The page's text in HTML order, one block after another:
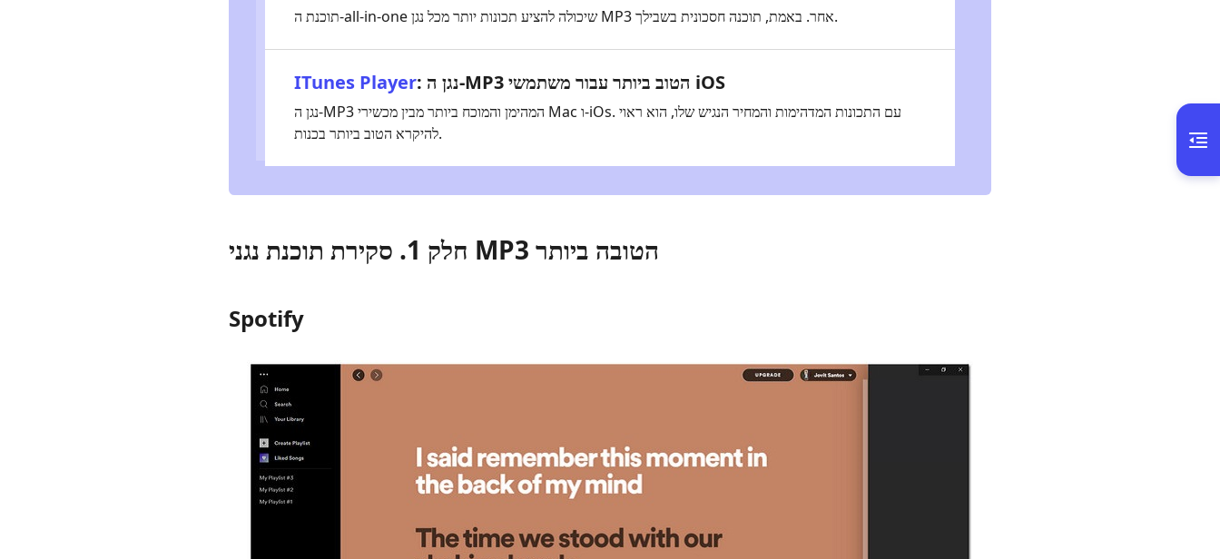
תוכנת ה-all-in-one שיכולה להציע תכונות יותר מכל נגן MP3 אחר. באמת, תוכנה חסכונית בשבילך.
ITunes Player : נגן ה‑MP3 הטוב ביותר עבור משתמשי iOS
נגן ה-MP3 המהימן והמוכח ביותר מבין מכשירי Mac ו-iOs. עם התכונות המדהימות והמחיר הנגיש שלו, הוא ראוי
להיקרא הטוב ביותר בכנות.
חלק 1. סקירת תוכנת נגני MP3 הטובה ביותר
Spotify